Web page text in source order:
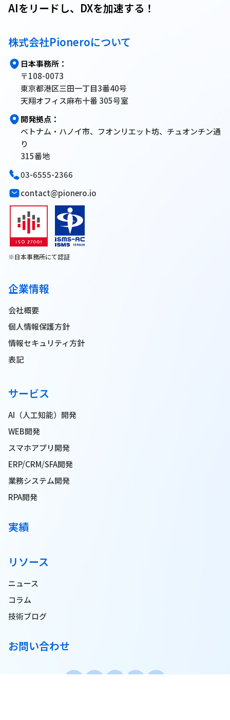
AIをリードし、DXを加速する！
株式会社Pioneroについて
日本事務所：
〒108-0073
東京都港区三田一丁目3番40号
天翔オフィス麻布十番 305号室
開発拠点：
ベトナム・ハノイ市、フオンリエット坊、チュオンチン通
り
315番地
03-6555-2366
contact@pionero.io
※日本事務所にて認証
企業情報
会社概要
個人情報保護方針
情報セキュリティ方針
表記
サービス
AI（人工知能）開発
WEB開発
スマホアプリ開発
ERP/CRM/SFA開発
業務システム開発
RPA開発
実績
リソース
ニュース
コラム
技術ブログ
お問い合わせ